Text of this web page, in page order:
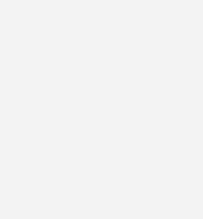
saubere Frischluft in das
Reizstoffe aus der Luft und bewirkt